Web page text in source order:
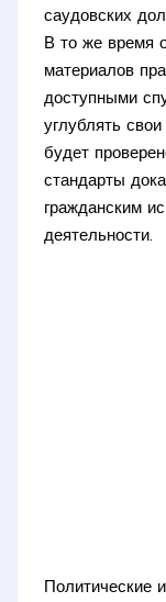
саудовских
В то же время
материалов
доступными
углублять
будет
стандарты
гражданским
деятельности.
Политические